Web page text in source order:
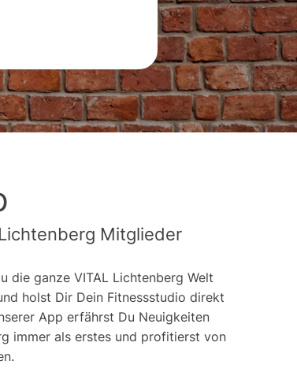
Mitglieder
die ganze VITAL Lichtenberg Welt
holst Dir Dein Fitnessstudio direkt
App erfährst Du Neuigkeiten
immer als erstes und profitierst von